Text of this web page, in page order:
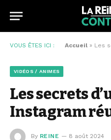
VOUS ÊTES ICI : Accueil » Les
VIDÉOS / ANIMES
Les secrets
Instagram
By REINE 8 août 2024